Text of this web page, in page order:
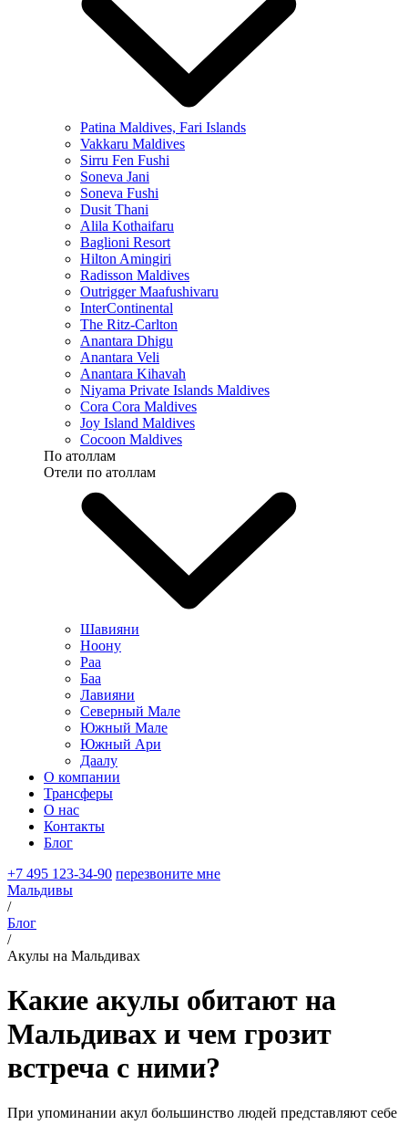
Patina Maldives, Fari Islands
Vakkaru Maldives
Sirru Fen Fushi
Soneva Jani
Soneva Fushi
Dusit Thani
Alila Kothaifaru
Baglioni Resort
Hilton Amingiri
Radisson Maldives
Outrigger Maafushivaru
InterContinental
The Ritz-Carlton
Anantara Dhigu
Anantara Veli
Anantara Kihavah
Niyama Private Islands Maldives
Cora Cora Maldives
Joy Island Maldives
Cocoon Maldives
По атоллам
Отели по атоллам
Шавияни
Ноону
Раа
Баа
Лавияни
Северный Мале
Южный Мале
Южный Ари
Даалу
О компании
Трансферы
О нас
Контакты
Блог
+7 495 123-34-90 перезвоните мне
Мальдивы
/
Блог
/
Акулы на Мальдивах
Какие акулы обитают на
Мальдивах и чем грозит
встреча с ними?
При упоминании акул большинство людей представляют себе